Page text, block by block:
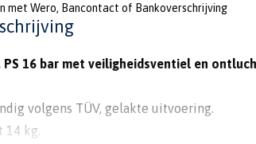
met Wero, Bancontact of Bankoverschrijving
PS 16 bar met veiligheidsventiel en
volgens TÜV, gelakte uitvoering.
14 kg.